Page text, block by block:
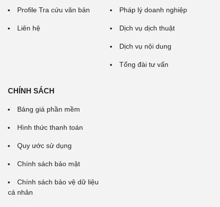
Profile Tra cứu văn bản
Liên hệ
Pháp lý doanh nghiệp
Dịch vụ dịch thuật
Dịch vụ nội dung
Tổng đài tư vấn
CHÍNH SÁCH
Bảng giá phần mềm
Hình thức thanh toán
Quy ước sử dụng
Chính sách bảo mật
Chính sách bảo vệ dữ liệu
cá nhân